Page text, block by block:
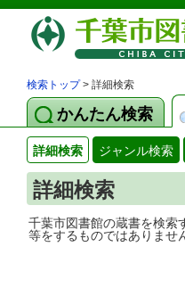
検索トップ> 詳細検索
かんたん検索
詳細検索 ジャンル検索
詳細検索
千葉市図書館の
等をするものではありませ